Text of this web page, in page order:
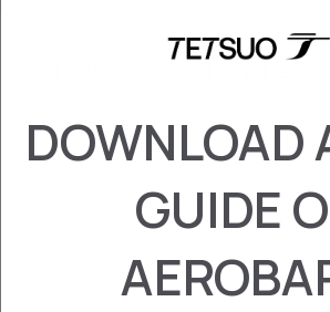
Potrebbe piacerti anche
DOWNLOAD
GUIDE